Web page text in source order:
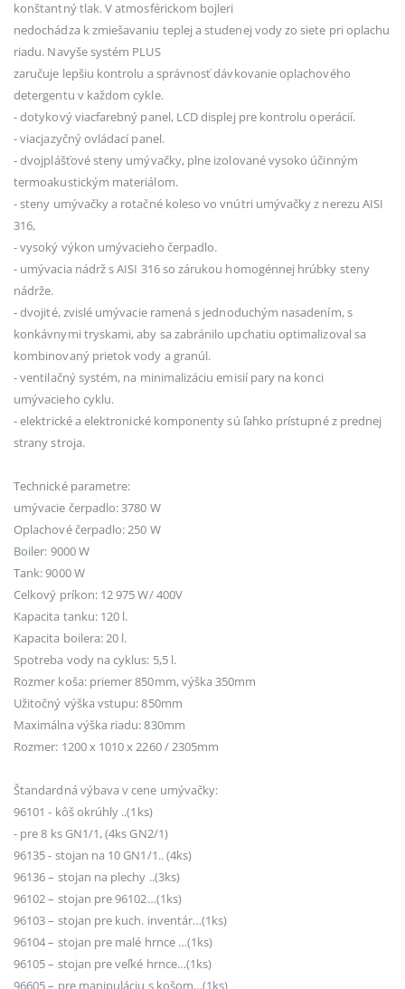
konštantný tlak. V atmosférickom bojleri
nedochádza k zmiešavaniu teplej a studenej vody zo siete pri oplachu
riadu. Navyše systém PLUS
zaručuje lepšiu kontrolu a správnosť dávkovanie oplachového
detergentu v každom cykle.
- dotykový viacfarebný panel, LCD displej pre kontrolu operácií.
- viacjazyčný ovládací panel.
- dvojplášťové steny umývačky, plne izolované vysoko účinným
termoakustickým materiálom.
- steny umývačky a rotačné koleso vo vnútri umývačky z nerezu AISI
316,
- vysoký výkon umývacieho čerpadlo.
- umývacia nádrž s AISI 316 so zárukou homogénnej hrúbky steny
nádrže.
- dvojité, zvislé umývacie ramená s jednoduchým nasadením, s
konkávnymi tryskami, aby sa zabránilo upchatiu optimalizoval sa
kombinovaný prietok vody a granúl.
- ventilačný systém, na minimalizáciu emisií pary na konci
umývacieho cyklu.
- elektrické a elektronické komponenty sú ľahko prístupné z prednej
strany stroja.
Technické parametre:
umývacie čerpadlo: 3780 W
Oplachové čerpadlo: 250 W
Boiler: 9000 W
Tank: 9000 W
Celkový príkon: 12 975 W/ 400V
Kapacita tanku: 120 l.
Kapacita boilera: 20 l.
Spotreba vody na cyklus: 5,5 l.
Rozmer koša: priemer 850mm, výška 350mm
Užitočný výška vstupu: 850mm
Maximálna výška riadu: 830mm
Rozmer: 1200 x 1010 x 2260 / 2305mm
Štandardná výbava v cene umývačky:
96101 - kôš okrúhly ..(1ks)
- pre 8 ks GN1/1, (4ks GN2/1)
96135 - stojan na 10 GN1/1.. (4ks)
96136 – stojan na plechy ..(3ks)
96102 – stojan pre 96102…(1ks)
96103 – stojan pre kuch. inventár…(1ks)
96104 – stojan pre malé hrnce …(1ks)
96105 – stojan pre veľké hrnce…(1ks)